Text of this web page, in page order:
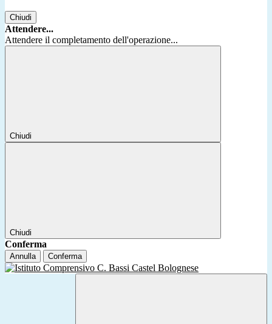
Chiudi
Attendere...
Attendere il completamento dell'operazione...
Chiudi
Chiudi
Conferma
Annulla Conferma